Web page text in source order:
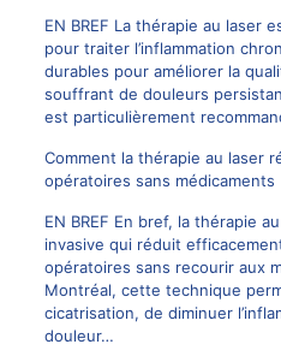
EN BREF La thérapie au laser
pour traiter l’inflammation
durables pour améliorer la
souffrant de douleurs
est particulièrement
Comment la thérapie au laser
opératoires sans médicaments
EN BREF En bref, la thérapie
invasive qui réduit
opératoires sans recourir aux
Montréal, cette technique
cicatrisation, de diminuer
douleur…